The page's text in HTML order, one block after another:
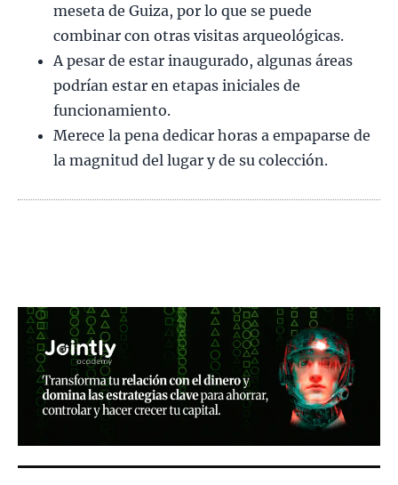
meseta de Guiza, por lo que se puede
combinar con otras visitas arqueológicas.
A pesar de estar inaugurado, algunas áreas
podrían estar en etapas iniciales de
funcionamiento.
Merece la pena dedicar horas a empaparse de
la magnitud del lugar y de su colección.